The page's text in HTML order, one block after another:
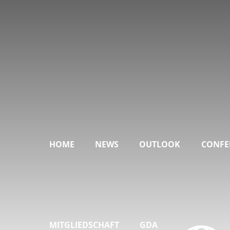
HOME NEWS OUTLOOK
MITGLIEDSCHAFT GDA